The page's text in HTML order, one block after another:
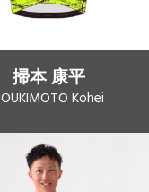
掃本 康平
HOUKIMOTO Kohei